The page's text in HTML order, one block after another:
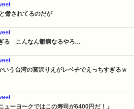
脅されてるのだが
る　こんなん鬱病なるやろ…
いう台湾の宮沢りえがレベチでえっちすぎるｗ
ューヨークではこの寿司が6400円だ！」